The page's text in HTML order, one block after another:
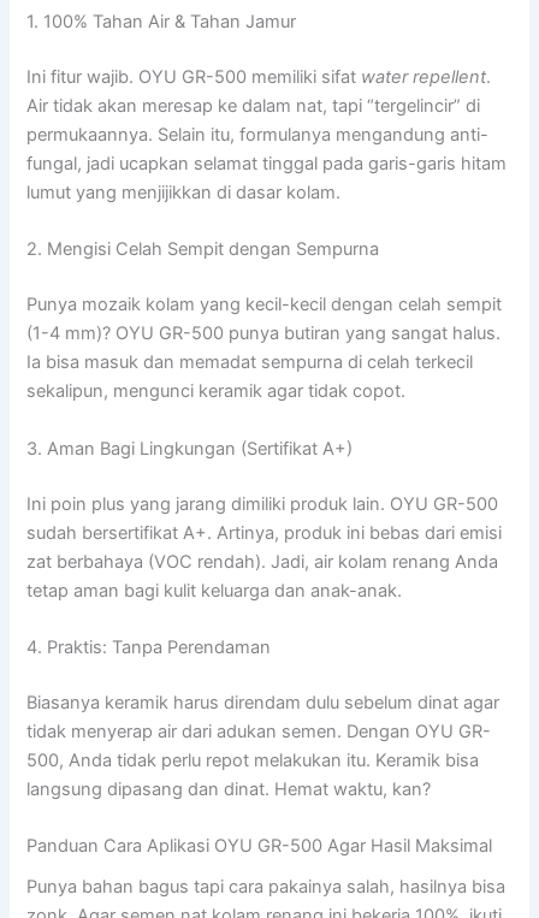
1. 100% Tahan Air & Tahan Jamur
Ini fitur wajib. OYU GR-500 memiliki sifat water repellent.
Air tidak akan meresap ke dalam nat, tapi “tergelincir” di
permukaannya. Selain itu, formulanya mengandung anti-
fungal, jadi ucapkan selamat tinggal pada garis-garis hitam
lumut yang menjijikkan di dasar kolam.
2. Mengisi Celah Sempit dengan Sempurna
Punya mozaik kolam yang kecil-kecil dengan celah sempit
(1-4 mm)? OYU GR-500 punya butiran yang sangat halus.
Ia bisa masuk dan memadat sempurna di celah terkecil
sekalipun, mengunci keramik agar tidak copot.
3. Aman Bagi Lingkungan (Sertifikat A+)
Ini poin plus yang jarang dimiliki produk lain. OYU GR-500
sudah bersertifikat A+. Artinya, produk ini bebas dari emisi
zat berbahaya (VOC rendah). Jadi, air kolam renang Anda
tetap aman bagi kulit keluarga dan anak-anak.
4. Praktis: Tanpa Perendaman
Biasanya keramik harus direndam dulu sebelum dinat agar
tidak menyerap air dari adukan semen. Dengan OYU GR-
500, Anda tidak perlu repot melakukan itu. Keramik bisa
langsung dipasang dan dinat. Hemat waktu, kan?
Panduan Cara Aplikasi OYU GR-500 Agar Hasil Maksimal
Punya bahan bagus tapi cara pakainya salah, hasilnya bisa